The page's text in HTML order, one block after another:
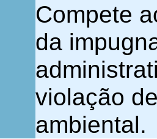
Compete
da
violação
ambiental.